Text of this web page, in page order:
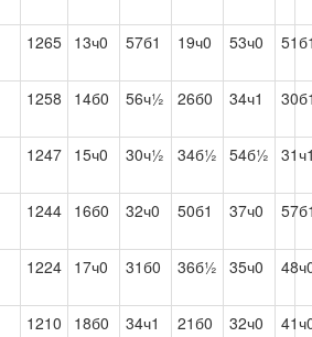
1265 13ч0 57б1 19ч0 53ч0
1258 14б0 56ч½ 26б0 34ч1
1247 15ч0 30ч½ 34б½ 54б½
1244 16б0 32ч0 50б1 37ч0
1224 17ч0 31б0 36б½ 35ч0
1210 18б0 34ч1 21б0 32ч0